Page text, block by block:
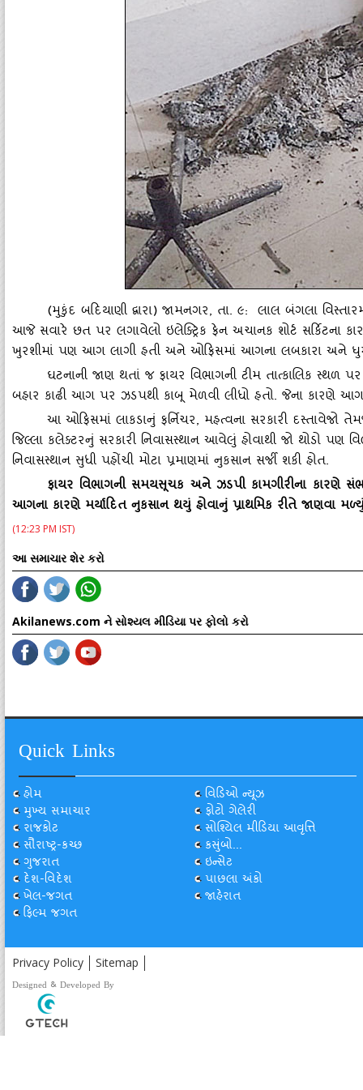
(મુકુંદ બદિયાણી દ્વારા) જામનગર, તા. ૯: લાલ બંગલા
આજે સવારે છત પર લગાવેલો ઇલેક્‍ટ્રિક ફેન અચાનક શોર્ટ
ખુરશીમાં પણ આગ લાગી હતી અને ઓફિસમાં આગના લબકારા અને
ઘટનાની જાણ થતાં જ ફાયર વિભાગની ટીમ તાત્‍કાલિક
બહાર કાઢી આગ પર ઝડપથી કાબૂ મેળવી લીધો હતો. જેના કારણે
આ ઓફિસમાં લાકડાનું ફર્નિચર, મહત્‍વના સરકારી દસ્‍તાવેજો
જિલ્લા કલેક્‍ટરનું સરકારી નિવાસસ્‍થાન આવેલું હોવાથી જો થોડો
નિવાસસ્‍થાન સુધી પહોંચી મોટા પ્રમાણમાં નુકસાન સર્જી શકી હોત.
ફાયર વિભાગની સમયસૂચક અને ઝડપી કામગીરીના કારણે
આગના કારણે મર્યાદિત નુકસાન થયું હોવાનું પ્રાથમિક રીતે જાણવા
(12:23 PM IST)
આ સમાચાર શેર કરો
Akilanews.com ને સોશ્યલ મીડિયા પર ફોલો કરો
Quick Links
હોમ
મુખ્ય સમાચાર
રાજકોટ
સૌરાષ્ટ્ર-કચ્છ
ગુજરાત
દેશ-વિદેશ
ખેલ-જગત
ફિલ્મ જગત
વિડિઓ ન્યૂઝ
ફોટો ગેલેરી
સોશ્યિલ મીડિયા આવૃત્તિ
કસુંબો...
ઇન્સેટ
પાછલા અંકો
જાહેરાત
Privacy Policy Sitemap
Designed & Developed By